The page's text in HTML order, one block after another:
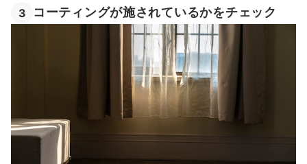
3 コーティングが施されているかをチェック